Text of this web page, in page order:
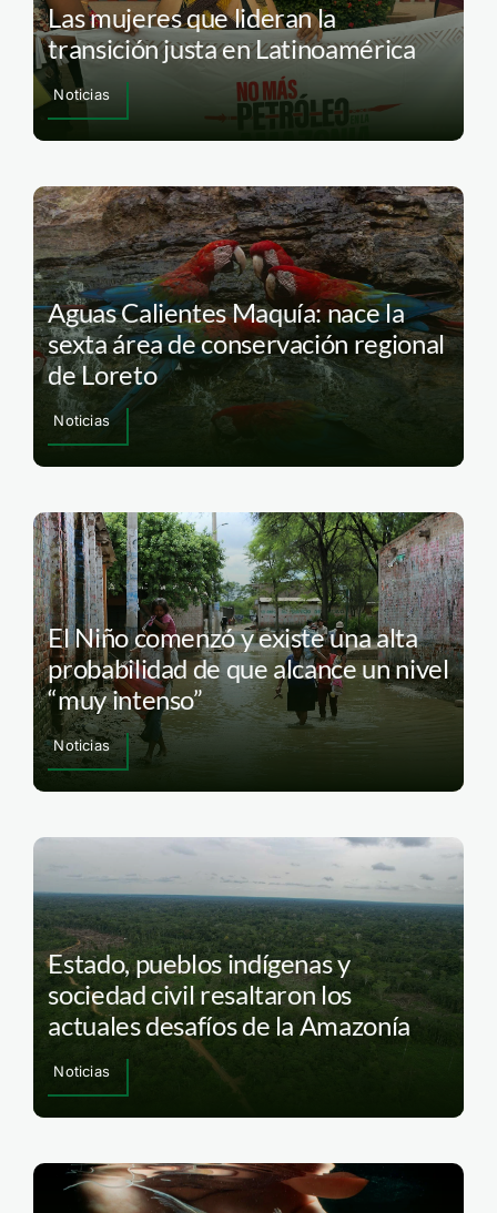
Las mujeres que lideran la
transición justa en Latinoamérica
Noticias
Aguas Calientes Maquía: nace la
sexta área de conservación regional
de Loreto
Noticias
El Niño comenzó y existe una alta
probabilidad de que alcance un nivel
“muy intenso”
Noticias
Estado, pueblos indígenas y
sociedad civil resaltaron los
actuales desafíos de la Amazonía
Noticias